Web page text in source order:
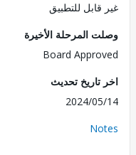
للتطبيق
المرحلة الأخيرة
Board
تحديث
2024/